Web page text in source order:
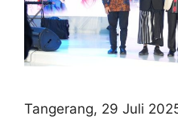
Tangerang, 29 Juli